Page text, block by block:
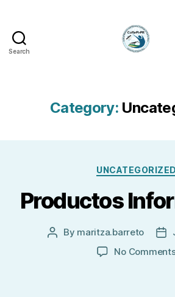
Search
y
Rico
PR)
Category:
UNCATEGORIZED
Productos
Post
By maritza.barreto
No